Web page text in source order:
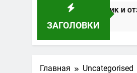
ЗАГОЛОВКИ
характеристик и отзывов
Главная Uncategorised